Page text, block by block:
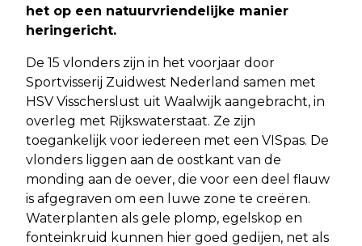
het op een natuurvriendelijke manier
heringericht.
De 15 vlonders zijn in het voorjaar door
Sportvisserij Zuidwest Nederland samen met
HSV Visscherslust uit Waalwijk aangebracht, in
overleg met Rijkswaterstaat. Ze zijn
toegankelijk voor iedereen met een VISpas. De
vlonders liggen aan de oostkant van de
monding aan de oever, die voor een deel flauw
is afgegraven om een luwe zone te creëren.
Waterplanten als gele plomp, egelskop en
fonteinkruid kunnen hier goed gedijen, net als